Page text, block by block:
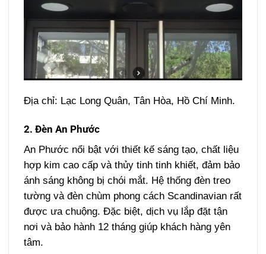
Địa chỉ: Lạc Long Quân, Tân Hòa, Hồ Chí Minh.
2. Đèn An Phước
An Phước nổi bật với thiết kế sáng tạo, chất liệu
hợp kim cao cấp và thủy tinh tinh khiết, đảm bảo
ánh sáng không bị chói mắt. Hệ thống đèn treo
tường và đèn chùm phong cách Scandinavian rất
được ưa chuộng. Đặc biệt, dịch vụ lắp đặt tận
nơi và bảo hành 12 tháng giúp khách hàng yên
tâm.